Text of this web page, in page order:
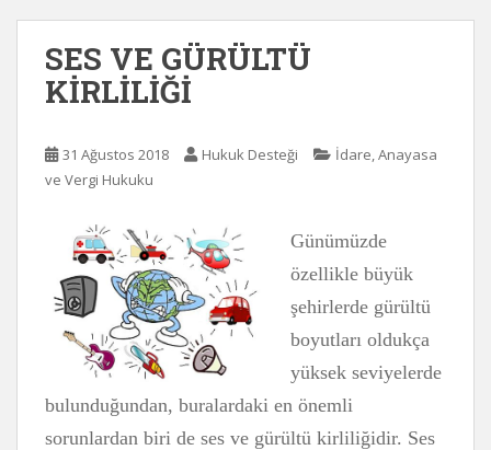
SES VE GÜRÜLTÜ
KİRLİLİĞİ
31 Ağustos 2018 Hukuk Desteği
İdare, Anayasa
ve Vergi Hukuku
Günümüzde
özellikle büyük
şehirlerde gürültü
boyutları oldukça
yüksek seviyelerde
bulunduğundan, buralardaki en önemli
sorunlardan biri de ses ve gürültü kirliliğidir. Ses